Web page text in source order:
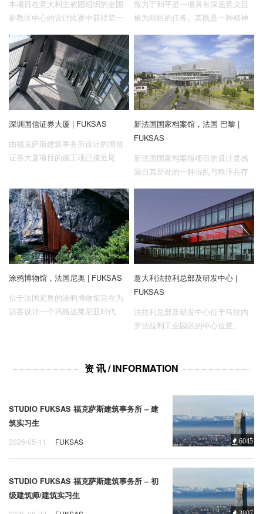
本项目在意大利主教团组织的全国
新教区中心的设计比赛中获得第一
最富盛名的建筑金奖（公共空间
类）。
致力于和平是一项具有深远意义且
极为艰巨的任务。其既是一种精神
般的精神愿望，而这正是佩雷斯和
平之家意在传达的一种情感。
深圳国信证券大厦 | FUKSAS
由福克萨斯建筑事务所设计的国信
证券大厦项目的施工现已接近尾
央商务区的核心地段，紧邻世界第
五高楼平安金融中心、COCO Park
及购物公园等多个城市地标。
新法国国家档案馆，法国 巴黎 |
FUKSAS
新法国国家档案馆项目的设计灵感
源自其所处的一种混乱与秩序共存
织形式所呈现出的双重对立性也随
涂鸦博物馆，法国尼奥 | FUKSAS
位于法国尼奥的涂鸦博物馆旨在为
访客设计一个玛格达莱尼亚时代
意大利法拉利总部及研发中心 |
FUKSAS
法拉利总部及研发中心位于马拉内
罗法拉利工业园区的中心位置。
资 讯 / INFORMATION
STUDIO FUKSAS 福克萨斯建筑事务所 – 建
筑实习生
2026-05-11 FUKSAS 6045
STUDIO FUKSAS 福克萨斯建筑事务所 – 初
级建筑师/建筑实习生